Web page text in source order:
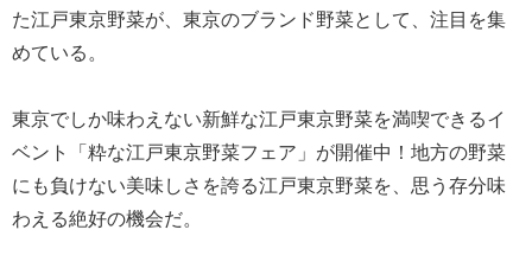
た江戸東京野菜が、東京のブランド野菜として、注目を集
めている。
東京でしか味わえない新鮮な江戸東京野菜を満喫できるイ
ベント「粋な江戸東京野菜フェア」が開催中！地方の野菜
にも負けない美味しさを誇る江戸東京野菜を、思う存分味
わえる絶好の機会だ。